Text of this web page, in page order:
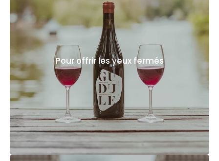
Pour offrir les yeux fermés